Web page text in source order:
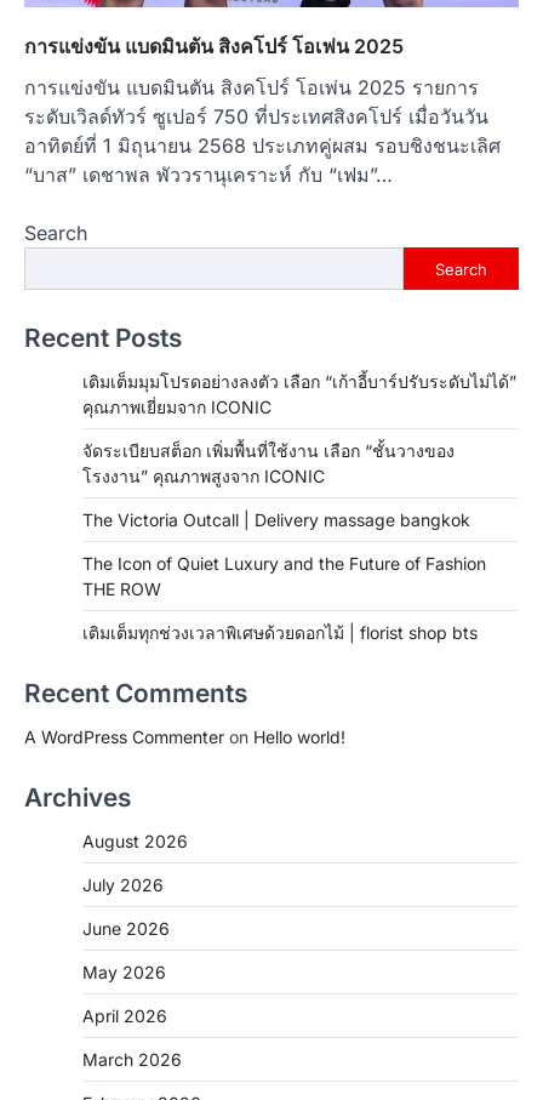
การแข่งขัน แบดมินตัน สิงคโปร์ โอเพ่น 2025
การแข่งขัน แบดมินตัน สิงคโปร์ โอเพ่น 2025 รายการ
ระดับเวิลด์ทัวร์ ซูเปอร์ 750 ที่ประเทศสิงคโปร์ เมื่อวันวัน
อาทิตย์ที่ 1 มิถุนายน 2568 ประเภทคู่ผสม รอบชิงชนะเลิศ
“บาส” เดชาพล พัววรานุเคราะห์ กับ “เฟม”…
Search
Search
Recent Posts
เติมเต็มมุมโปรดอย่างลงตัว เลือก “เก้าอี้บาร์ปรับระดับไม่ได้”
คุณภาพเยี่ยมจาก ICONIC
จัดระเบียบสต็อก เพิ่มพื้นที่ใช้งาน เลือก “ชั้นวางของ
โรงงาน” คุณภาพสูงจาก ICONIC
The Victoria Outcall | Delivery massage bangkok
The Icon of Quiet Luxury and the Future of Fashion
THE ROW
เติมเต็มทุกช่วงเวลาพิเศษด้วยดอกไม้ | florist shop bts
Recent Comments
A WordPress Commenter on Hello world!
Archives
August 2026
July 2026
June 2026
May 2026
April 2026
March 2026